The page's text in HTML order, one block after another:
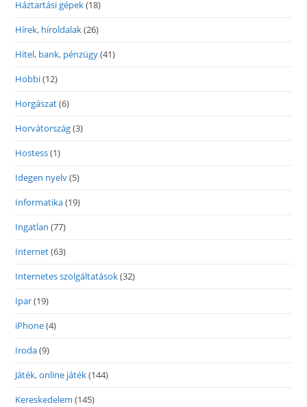
Háztartási gépek(18)
Hírek, híroldalak(26)
Hitel, bank, pénzügy(41)
Hobbi(12)
Horgászat(6)
Horvátország(3)
Hostess(1)
Idegen nyelv(5)
Informatika(19)
Ingatlan (77)
Internet(63)
Internetes szolgáltatások(32)
Ipar(19)
iPhone(4)
Iroda(9)
Játék, online játék(144)
Kereskedelem (145)